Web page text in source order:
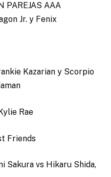
PAREJAS AAA
Jr. y Fenix
Kazarian y Scorpio
Rae
Friends
Sakura vs Hikaru Shida,